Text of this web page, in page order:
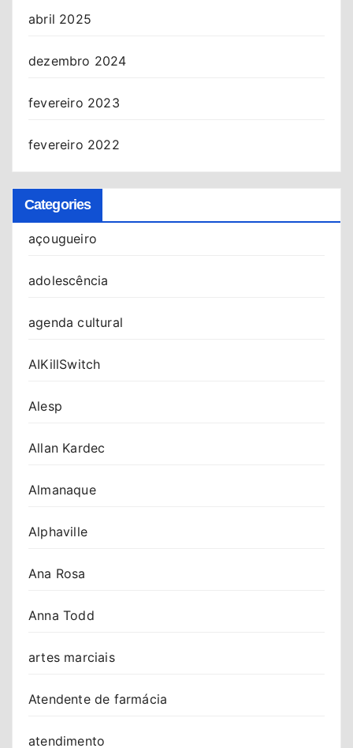
abril 2025
dezembro 2024
fevereiro 2023
fevereiro 2022
Categories
açougueiro
adolescência
agenda cultural
AIKillSwitch
Alesp
Allan Kardec
Almanaque
Alphaville
Ana Rosa
Anna Todd
artes marciais
Atendente de farmácia
atendimento